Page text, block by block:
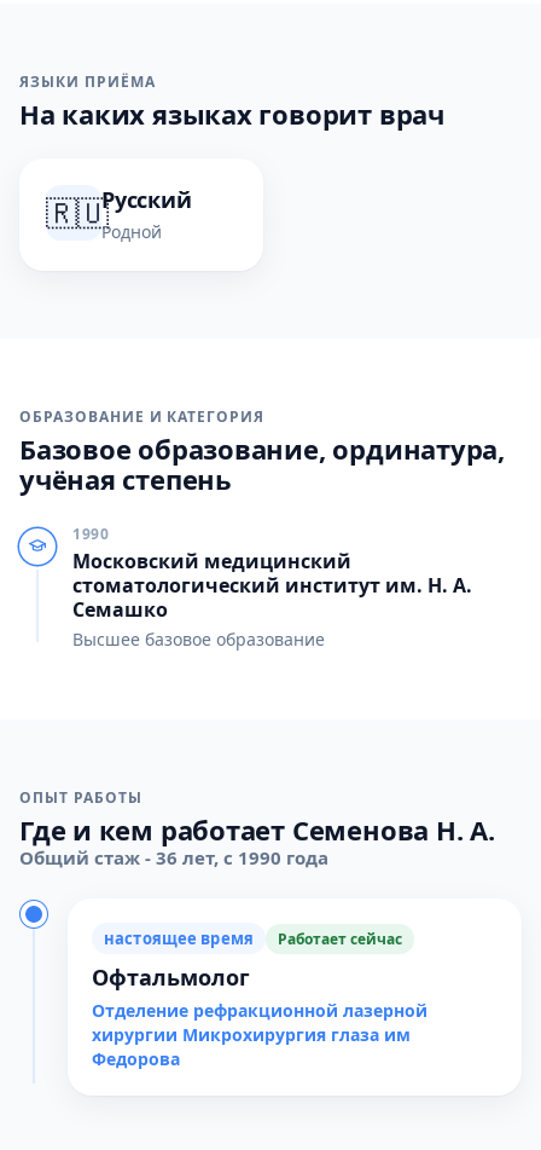
ЯЗЫКИ ПРИЁМА
На каких языках говорит врач
🇷🇺Русский
Родной
ОБРАЗОВАНИЕ И КАТЕГОРИЯ
Базовое образование, ординатура,
учёная степень
1990
Московский медицинский
стоматологический институт им. Н. А.
Семашко
Высшее базовое образование
ОПЫТ РАБОТЫ
Где и кем работает Семенова Н. А.
Общий стаж - 36 лет, с 1990 года
настоящее время Работает сейчас
Офтальмолог
Отделение рефракционной лазерной
хирургии Микрохирургия глаза им
Федорова